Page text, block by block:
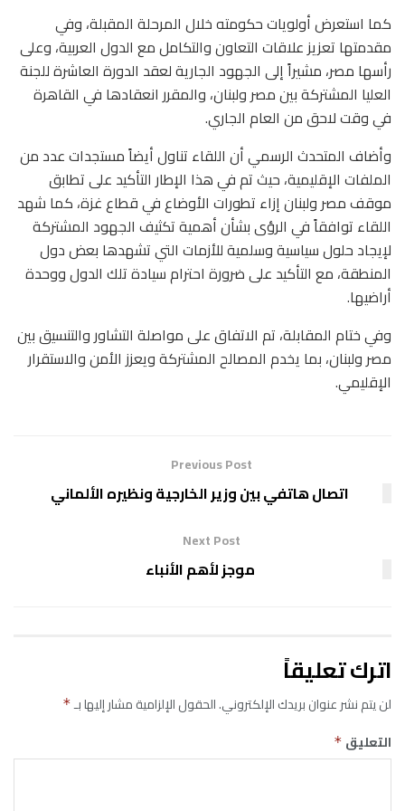
كما استعرض أولويات حكومته خلال المرحلة المقبلة، وفي
مقدمتها تعزيز علاقات التعاون والتكامل مع الدول العربية، وعلى
رأسها مصر، مشيراً إلى الجهود الجارية لعقد الدورة العاشرة للجنة
العليا المشتركة بين مصر ولبنان، والمقرر انعقادها في القاهرة
في وقت لاحق من العام الجاري.
وأضاف المتحدث الرسمي أن اللقاء تناول أيضاً مستجدات عدد من
الملفات الإقليمية، حيث تم في هذا الإطار التأكيد على تطابق
موقف مصر ولبنان إزاء تطورات الأوضاع في قطاع غزة، كما شهد
اللقاء توافقاً في الرؤى بشأن أهمية تكثيف الجهود المشتركة
لإيجاد حلول سياسية وسلمية للأزمات التي تشهدها بعض دول
المنطقة، مع التأكيد على ضرورة احترام سيادة تلك الدول ووحدة
أراضيها.
وفي ختام المقابلة، تم الاتفاق على مواصلة التشاور والتنسيق بين
مصر ولبنان، بما يخدم المصالح المشتركة ويعزز الأمن والاستقرار
الإقليمي.
Previous Post
اتصال هاتفي بين وزير الخارجية ونظيره الألماني
Next Post
موجز لأهم الأنباء
اترك تعليقاً
لن يتم نشر عنوان بريدك الإلكتروني.الحقول الإلزامية مشار إليها بـ*
التعليق *